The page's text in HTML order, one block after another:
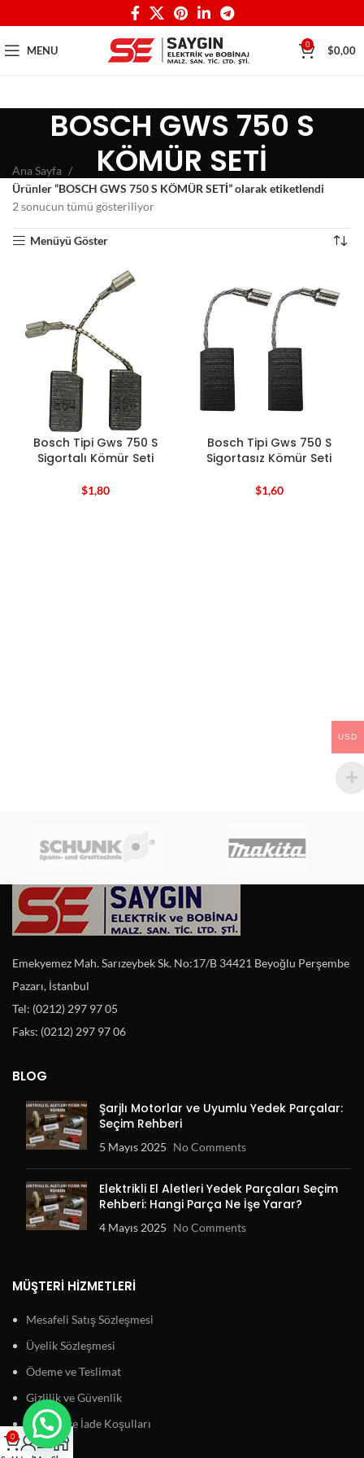
MENU 0 $0,00
BOSCH GWS 750 S
KÖMÜR SETİ
Ana Sayfa
Ürünler “BOSCH GWS 750 S KÖMÜR SETİ” olarak etiketlendi
2 sonucun tümü gösteriliyor
Menüyü Göster
Bosch Tipi Gws 750 S
Sigortalı Kömür Seti
$1,80
Bosch Tipi Gws 750 S
Sigortasız Kömür Seti
$1,60
Emekyemez Mah. Sarızeybek Sk. No:17/B 34421 Beyoğlu Perşembe
Pazarı, İstanbul
Tel: (0212) 297 97 05
Faks: (0212) 297 97 06
BLOG
Şarjlı Motorlar ve Uyumlu Yedek Parçalar:
Seçim Rehberi
5 Mayıs 2025 No Comments
Elektrikli El Aletleri Yedek Parçaları Seçim
Rehberi: Hangi Parça Ne İşe Yarar?
4 Mayıs 2025 No Comments
MÜŞTERI HIZMETLERI
Mesafeli Satış Sözleşmesi
Üyelik Sözleşmesi
Ödeme ve Teslimat
Gizlilik ve Güvenlik
Garanti ve İade Koşulları
USD
0